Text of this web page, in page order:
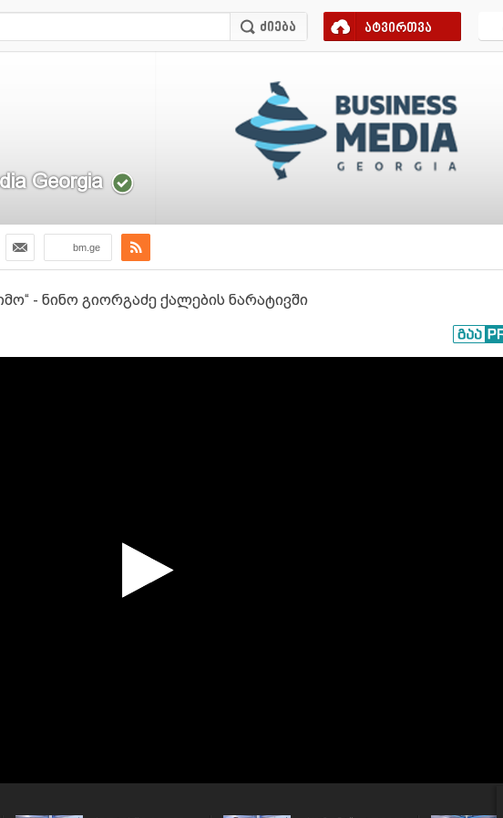
ატვირთვა
Georgia
bm.ge
- ნინო გიორგაძე ქალების ნარატივში